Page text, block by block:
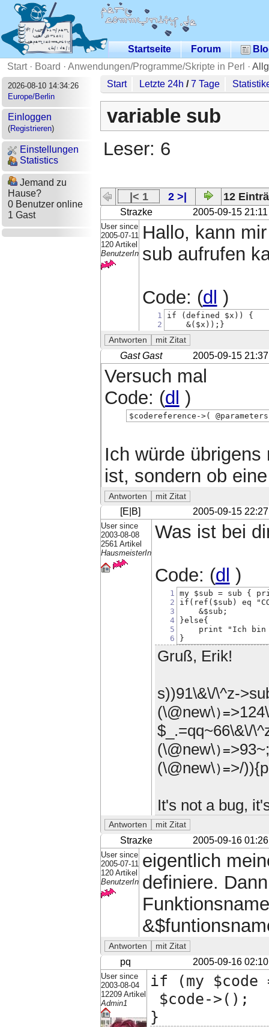
Startseite Forum
Start· Board · Anwendungen/Programme/Skripte in Perl ·
2026-08-10 14:34:26
Europe/Berlin
Einloggen
(Registrieren)
Einstellungen
Statistics
Jemand zu
Hause?
0 Benutzer online
1 Gast
Start Letzte 24h /7 Tage
variable sub
Leser: 6
|< 1 2 >| 12
Strazke 2005-09-15 21:11
User since
2005-07-11
120 Artikel
BenutzerIn
Hallo, kann
sub aufrufen
Code: (dl )
1
2
if (defined $x)) {
    &($x));}
Gast Gast 2005-09-15 21:37
Versuch mal
Code: (dl )
$codereference->(
Ich würde
ist, sondern ob
[E|B] 2005-09-15 22:27
User since
2003-08-08
2561 Artikel
HausmeisterIn
Was ist bei
Code: (dl )
1
2
3
4
5
6
my $sub = sub {
if(ref($sub) eq
    &$sub;
}else{
print "Ich bin
}
Gruß, Erik!
s))91\&\/\^z-
(\@new\)=
$_.=qq~66\&\/
(\@new\)=
(\@new\)=>/
It's not a bug,
Strazke 2005-09-16 01:26
User since
2005-07-11
120 Artikel
BenutzerIn
eigentlich
definiere.
pq 2005-09-16 02:10
User since
2003-08-04
12209 Artikel
Admin1
if (my $code
$code->();
}